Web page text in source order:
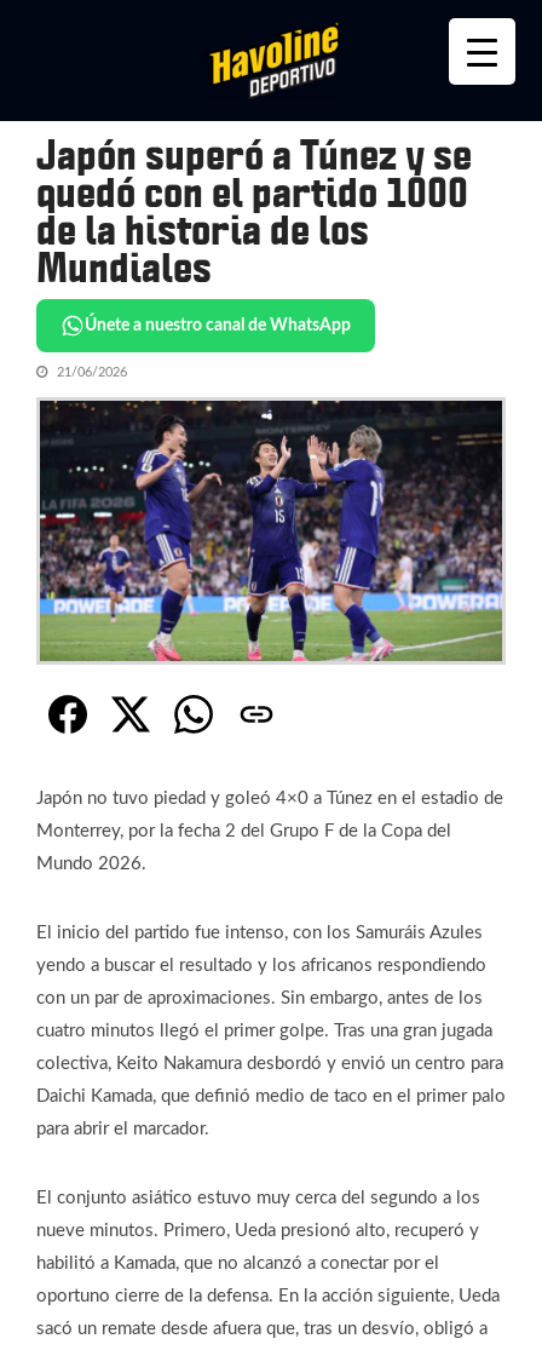
Japón superó a Túnez y se
quedó con el partido 1000
de la historia de los
Mundiales
Únete a nuestro canal de WhatsApp
21/06/2026
Japón no tuvo piedad y goleó 4×0 a Túnez en el estadio de
Monterrey, por la fecha 2 del Grupo F de la Copa del
Mundo 2026.
El inicio del partido fue intenso, con los Samuráis Azules
yendo a buscar el resultado y los africanos respondiendo
con un par de aproximaciones. Sin embargo, antes de los
cuatro minutos llegó el primer golpe. Tras una gran jugada
colectiva, Keito Nakamura desbordó y envió un centro para
Daichi Kamada, que definió medio de taco en el primer palo
para abrir el marcador.
El conjunto asiático estuvo muy cerca del segundo a los
nueve minutos. Primero, Ueda presionó alto, recuperó y
habilitó a Kamada, que no alcanzó a conectar por el
oportuno cierre de la defensa. En la acción siguiente, Ueda
sacó un remate desde afuera que, tras un desvío, obligó a